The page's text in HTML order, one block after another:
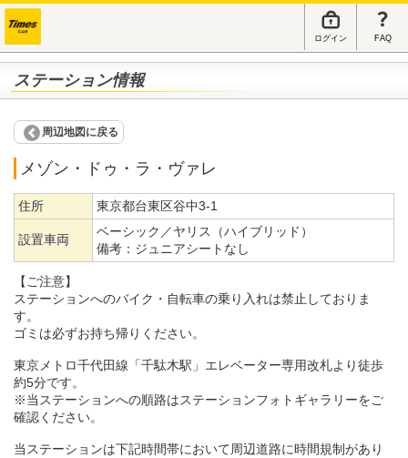
ログイン FAQ
ステーション情報
周辺地図に戻る
メゾン・ドゥ・ラ・ヴァレ
住所 東京都台東区谷中3-1
設置車両
ベーシック／ヤリス（ハイブリッド）
備考： ジュニアシートなし
【ご注意】
ステーションへのバイク・自転車の乗り入れは禁止しておりま
す。
ゴミは必ずお持ち帰りください。
東京メトロ千代田線「千駄木駅」エレベーター専用改札より徒歩
約5分です。
※当ステーションへの順路はステーションフォトギャラリーをご
確認ください。
当ステーションは下記時間帯において周辺道路に時間規制があり